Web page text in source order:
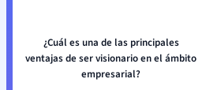
¿Cuál es una de las principales
ventajas de ser visionario en el ámbito
empresarial?